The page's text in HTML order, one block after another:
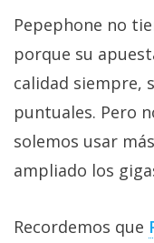
Pepephone no
porque su
calidad siempre,
puntuales. Pero
solemos usar
ampliado los
Recordemos que